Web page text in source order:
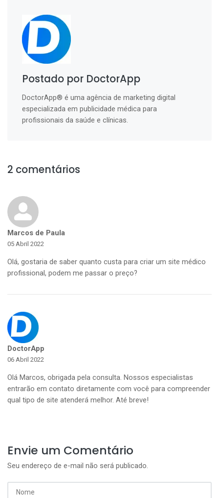
Postado por DoctorApp
DoctorApp® é uma agência de marketing digital
especializada em publicidade médica para
profissionais da saúde e clínicas.
2 comentários
Marcos de Paula
05 Abril 2022
Olá, gostaria de saber quanto custa para criar um site médico
profissional, podem me passar o preço?
DoctorApp
06 Abril 2022
Olá Marcos, obrigada pela consulta. Nossos especialistas
entrarão em contato diretamente com você para compreender
qual tipo de site atenderá melhor. Até breve!
Envie um Comentário
Seu endereço de e-mail não será publicado.